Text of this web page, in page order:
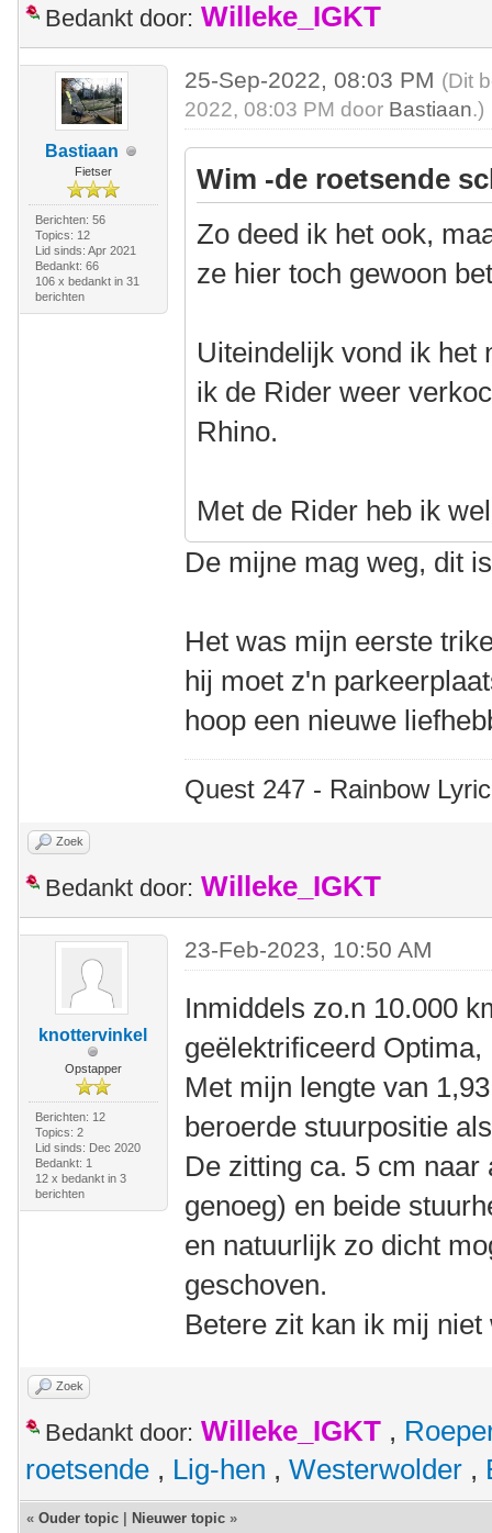
Bedankt door: Willeke_IGKT
Bastiaan
Fietser
Berichten: 56
Topics: 12
Lid sinds: Apr 2021
Bedankt: 66
106 x bedankt in 31
berichten
25-Sep-2022, 08:03 PM (Dit
2022, 08:03 PM door Bastiaan.)
Wim -de roetsende
Zo deed ik het ook,
ze hier toch gewoon
Uiteindelijk vond ik het
ik de Rider weer
Rhino.
Met de Rider heb ik
De mijne mag weg, dit
Het was mijn eerste
hij moet z'n
hoop een nieuwe
Quest 247 - Rainbow
Zoek
Bedankt door: Willeke_IGKT
knottervinkel
Opstapper
Berichten: 12
Topics: 2
Lid sinds: Dec 2020
Bedankt: 1
12 x bedankt in 3
berichten
23-Feb-2023, 10:50 AM
Inmiddels zo.n 10.000
geëlektrificeerd Optima,
Met mijn lengte van
beroerde stuurpositie
De zitting ca. 5 cm
genoeg) en beide
en natuurlijk zo dicht
geschoven.
Betere zit kan ik mij niet
Zoek
Bedankt door: Willeke_IGKT ,
roetsende , Lig-hen , Westerwolder ,
« Ouder topic Nieuwer topic »